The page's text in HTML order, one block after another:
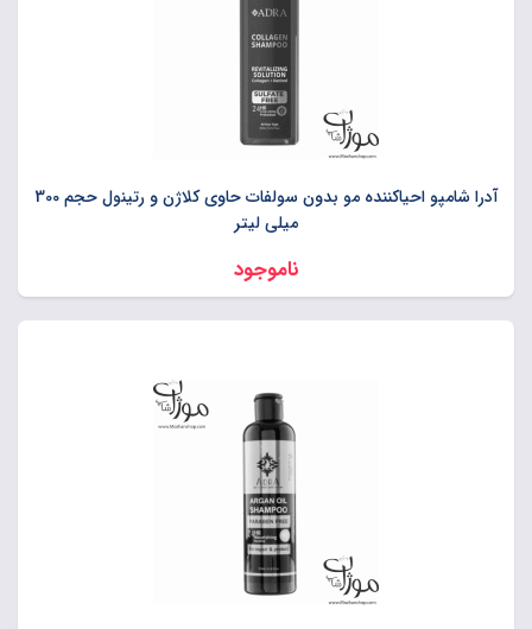
آدرا شامپو احیاکننده مو بدون سولفات حاوی کلاژن و رتینول حجم 300
میلی لیتر
ناموجود